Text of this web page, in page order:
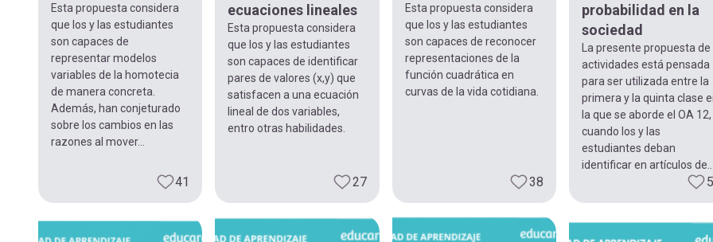
Esta propuesta considera
que los y las estudiantes
son capaces de
representar modelos
variables de la homotecia
de manera concreta.
Además, han conjeturado
sobre los cambios en las
razones al mover...
41
ecuaciones lineales
Esta propuesta considera
que los y las estudiantes
son capaces de identificar
pares de valores (x,y) que
satisfacen a una ecuación
lineal de dos variables,
entro otras habilidades.
27
Esta propuesta considera
que los y las estudiantes
son capaces de reconocer
representaciones de la
función cuadrática en
curvas de la vida cotidiana.
38
probabilidad en la
sociedad
La presente propuesta de
actividades está pensada
para ser utilizada entre la
primera y la quinta clase
la que se aborde el OA 12,
cuando los y las
estudiantes deban
identificar en artículos